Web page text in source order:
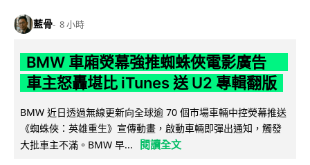
藍骨 8 小時
BMW 車廂熒幕強推蜘蛛俠電影廣告
車主怒轟堪比 iTunes 送 U2 專輯翻版
BMW 近日透過無線更新向全球逾 70 個市場車輛中控熒幕推送
《蜘蛛俠：英雄重生》宣傳動畫，啟動車輛即彈出通知，觸發
大批車主不滿。BMW 早...
閱讀全文